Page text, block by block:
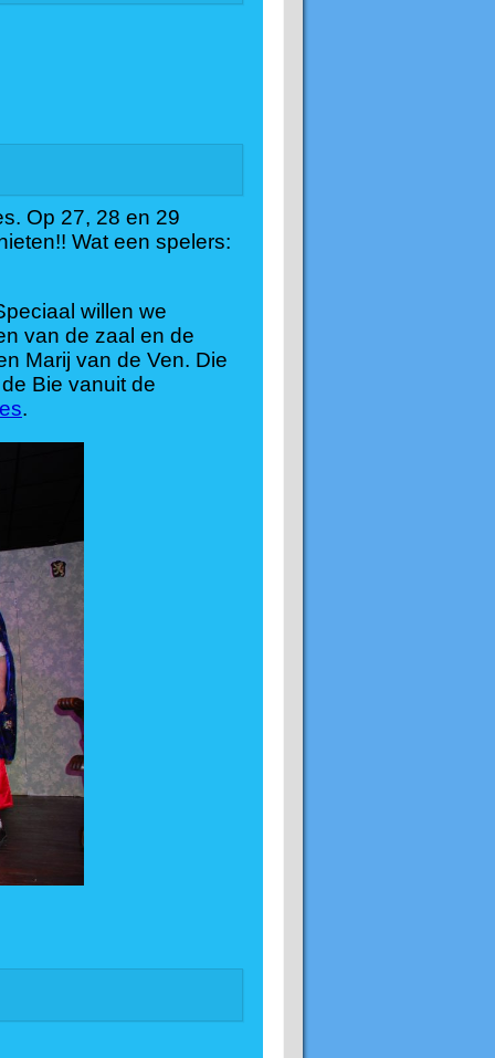
Op 27, 28 en 29
Wat een spelers:
willen we
van de zaal en de
Marij van de Ven. Die
Bie vanuit de
.